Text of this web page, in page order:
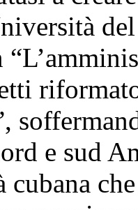
e sud
cubana